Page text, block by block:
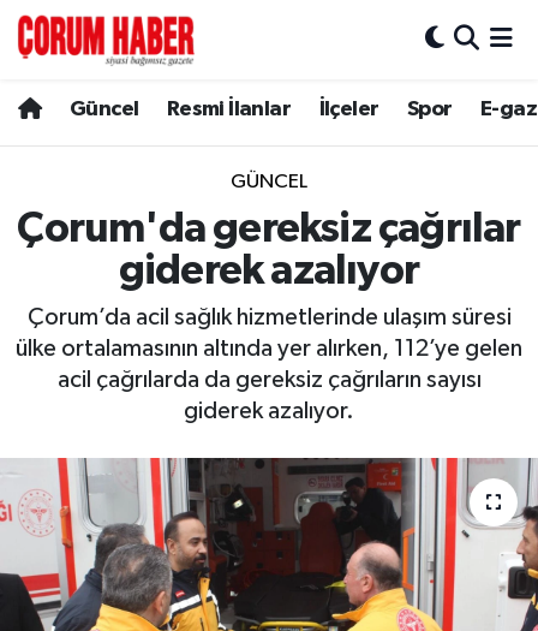
Güncel Resmi İlanlar İlçeler Spor E-
GÜNCEL
Çorum'da gereksiz çağrılar
giderek azalıyor
Çorum’da acil sağlık hizmetlerinde ulaşım süresi
ülke ortalamasının altında yer alırken, 112’ye gelen
acil çağrılarda da gereksiz çağrıların sayısı
giderek azalıyor.
Spor
Resmi İlanlar
Alaca
Bayat
Boğazkale
Dodurga
İskilip
Kargı
Hava Durumu
Çorum Namaz Vakitleri
Trafik Durumu
Süper Lig Puan Durumu ve Fikstür
Tüm Manşetler
Son Dakika Haberleri
Haber Arşivi